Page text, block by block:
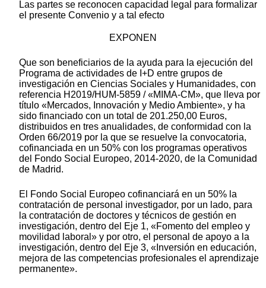
Las partes se reconocen capacidad legal para formalizar
el presente Convenio y a tal efecto
EXPONEN
Que son beneficiarios de la ayuda para la ejecución del
Programa de actividades de I+D entre grupos de
investigación en Ciencias Sociales y Humanidades, con
referencia H2019/HUM-5859 / «MIMA-CM», que lleva por
título «Mercados, Innovación y Medio Ambiente», y ha
sido financiado con un total de 201.250,00 Euros,
distribuidos en tres anualidades, de conformidad con la
Orden 66/2019 por la que se resuelve la convocatoria,
cofinanciada en un 50% con los programas operativos
del Fondo Social Europeo, 2014-2020, de la Comunidad
de Madrid.
El Fondo Social Europeo cofinanciará en un 50% la
contratación de personal investigador, por un lado, para
la contratación de doctores y técnicos de gestión en
investigación, dentro del Eje 1, «Fomento del empleo y
movilidad laboral» y por otro, el personal de apoyo a la
investigación, dentro del Eje 3, «Inversión en educación,
mejora de las competencias profesionales el aprendizaje
permanente».